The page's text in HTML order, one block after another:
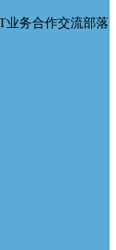
业务合作交流部落